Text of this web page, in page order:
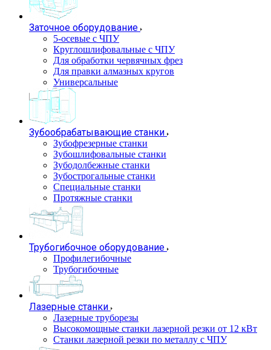
Заточное оборудование
5-осевые с ЧПУ
Круглошлифовальные с ЧПУ
Для обработки червячных фрез
Для правки алмазных кругов
Универсальные
Зубообрабатывающие станки
Зубофрезерные станки
Зубошлифовальные станки
Зубодолбежные станки
Зубострогальные станки
Специальные станки
Протяжные станки
Трубогибочное оборудование
Профилегибочные
Трубогибочные
Лазерные станки
Лазерные труборезы
Высокомощные станки лазерной резки от 12 кВт
Станки лазерной резки по металлу с ЧПУ